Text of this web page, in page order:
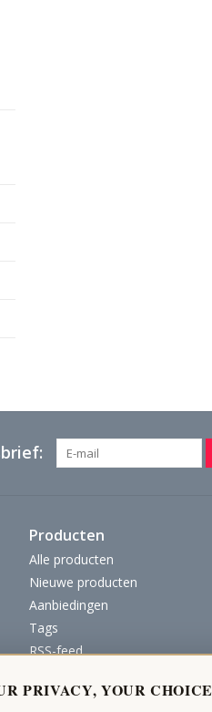
Producten
Alle producten
Nieuwe producten
Aanbiedingen
Tags
RSS-feed
PRIVACY, YOUR CHOICE